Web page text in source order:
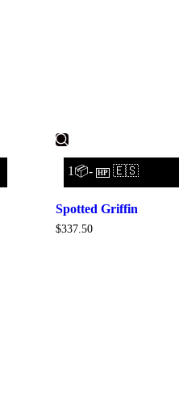
1📦- HP 🇪🇸
Spotted Griffin
$337.50